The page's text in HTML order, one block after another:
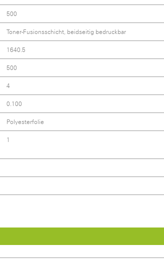
500
Toner-Fusionsschicht, beidseitig bedruckbar
1640.5
500
4
0.100
Polyesterfolie
1